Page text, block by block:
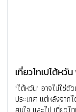
เที่ยวไทเปไต้ห
‘ไต้หวัน’ อาจไม่ใช่ตั
ประเทศ แต่หลังจาก